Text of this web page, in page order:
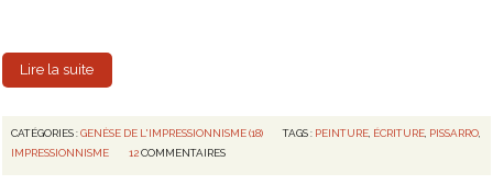
Lire la suite
CATÉGORIES :GENÈSE DE L'IMPRESSIONNISME (18) TAGS : PEINTURE ÉCRITURE PISSARRO
IMPRESSIONNISME
12 COMMENTAIRES